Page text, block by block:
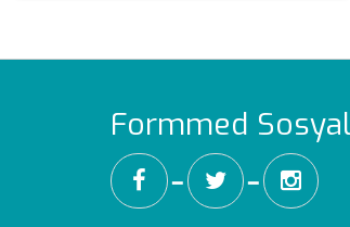
Formmed
━ ━